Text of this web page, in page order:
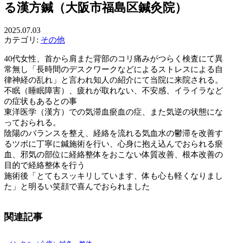
る漢方鍼（大阪市福島区鍼灸院）
2025.07.03
カテゴリ: その他
40代女性、首から肩また背部のコリ痛みがつらく検査にて異
常無し「長時間のデスクワークなどによるストレスによる自
律神経の乱れ」と言われ知人の紹介にて当院に来院される。
不眠（睡眠障害）、疲れが取れない、不安感、イライラなど
の症状もあるとの事
東洋医学（漢方）での気滞血瘀血の症、また気逆の状態にな
っておられる。
陰陽のバランスを整え、経絡を流れる気血水の鬱滞を改善す
るツボに丁寧に鍼施術を行い、心身に抱え込んでおられる瘀
血、邪気の部位に経絡整体をおこない体質改善、根本改善の
目的で経絡整体を行う
施術後「とてもスッキリしています、体も心も軽くなりまし
た」と明るい笑顔で喜んでおられました
関連記事